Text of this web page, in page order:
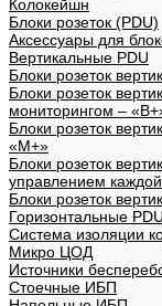
Колокейшн
Блоки розеток (PDU)
Аксессуары для
Вертикальные PDU
Блоки розеток
Блоки розеток
мониторингом –
Блоки розеток
«М+»
Блоки розеток
управлением
Блоки розеток
Горизонтальные PDU
Система изоляции
Микро ЦОД
Источники
Стоечные ИБП